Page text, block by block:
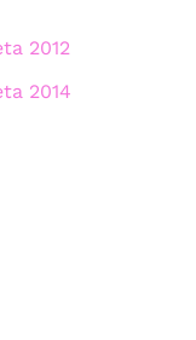
2012
2014